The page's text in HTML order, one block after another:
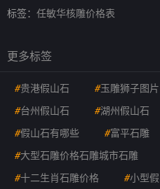
标签： 任敏华核雕价格表
更多标签
#贵港假山石 #玉雕狮子图片
#台州假山石 #湖州假山石
#假山石有哪些 #富平石雕
#大型石雕价格石雕城市石雕
#十二生肖石雕价格 #小型